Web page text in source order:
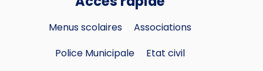
Menus scolaires
Associations
Police Municipale
Etat civil